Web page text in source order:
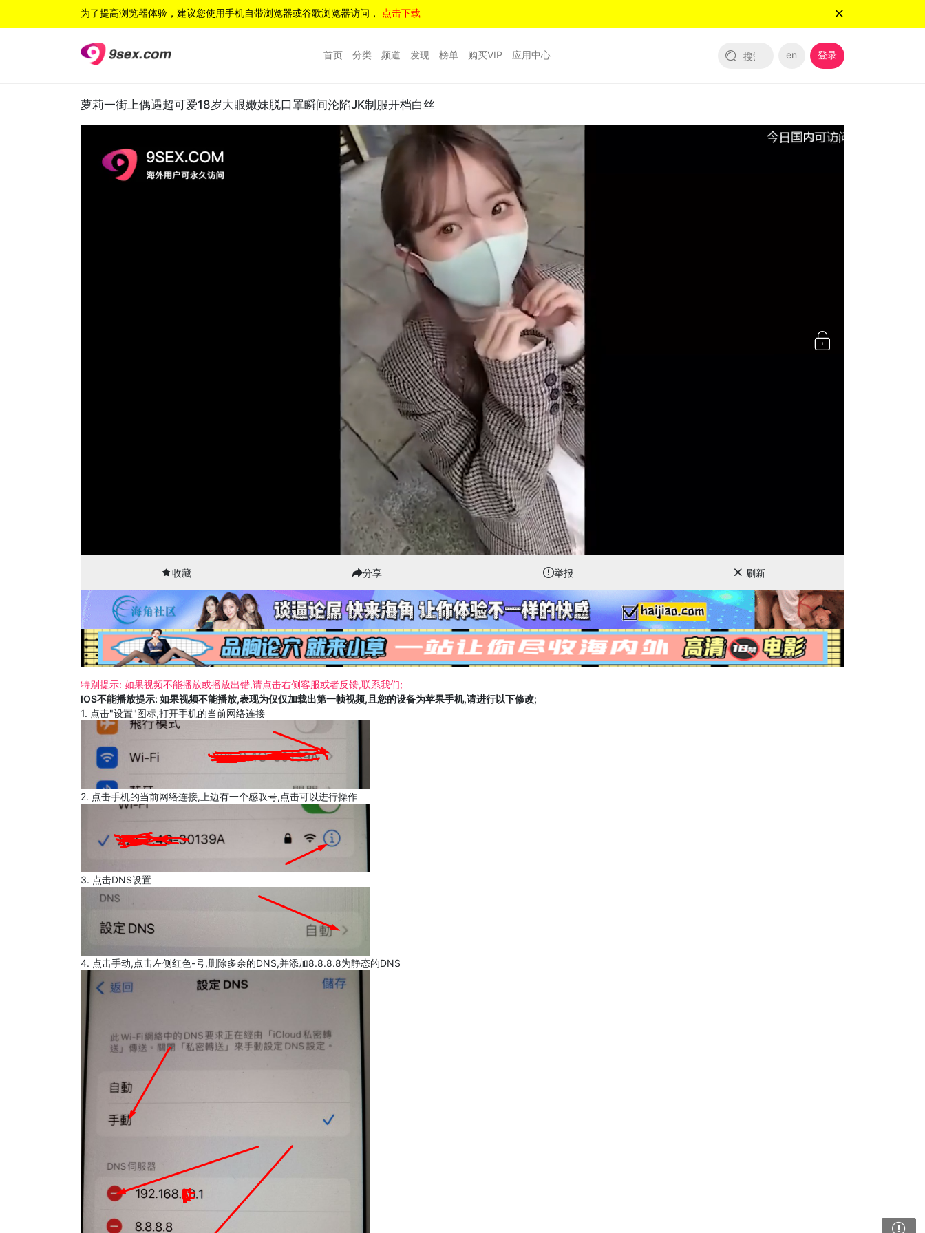
为了提高浏览器体验，建议您使用手机自带浏览器或谷歌浏览器访问， 点击下载
首页 分类 频道 发现 榜单 购买VIP 应用中心 en 登录
萝莉一街上偶遇超可爱18岁大眼嫩妹脱口罩瞬间沦陷JK制服开档白丝
收藏 分享 举报 刷新
特别提示: 如果视频不能播放或播放出错,请点击右侧客服或者反馈,联系我们;
IOS不能播放提示: 如果视频不能播放,表现为仅仅加载出第一帧视频,且您的设备为苹果手机,请进行以下修改;
1. 点击"设置"图标,打开手机的当前网络连接
2. 点击手机的当前网络连接,上边有一个感叹号,点击可以进行操作
3. 点击DNS设置
4. 点击手动,点击左侧红色-号,删除多余的DNS,并添加8.8.8.8为静态的DNS